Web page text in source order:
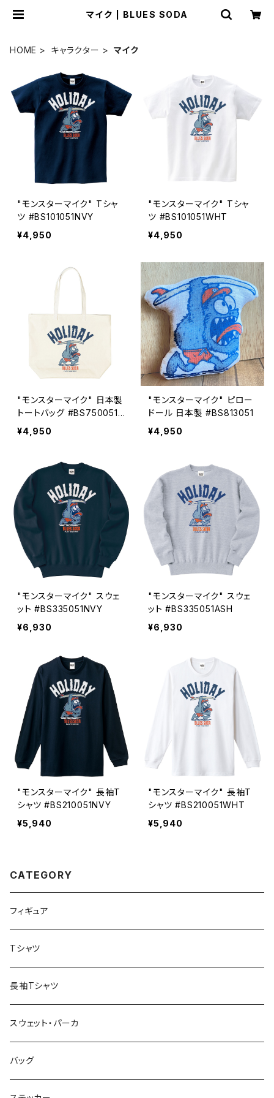
マイク | BLUES SODA
HOME キャラクター マイク
"モンスターマイク" Tシャ
ツ #BS101051NVY
¥4,950
"モンスターマイク" Tシャ
ツ #BS101051WHT
¥4,950
"モンスターマイク" 日本製
トートバッグ #BS750051N
TL
¥4,950
"モンスターマイク" ピロー
ドール 日本製 #BS813051
¥4,950
"モンスターマイク" スウェ
ット #BS335051NVY
¥6,930
"モンスターマイク" スウェ
ット #BS335051ASH
¥6,930
"モンスターマイク" 長袖T
シャツ #BS210051NVY
¥5,940
"モンスターマイク" 長袖T
シャツ #BS210051WHT
¥5,940
CATEGORY
フィギュア
Tシャツ
長袖Tシャツ
スウェット・パーカ
バッグ